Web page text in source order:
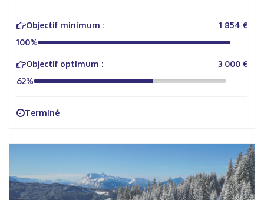
Objectif minimum :
1 854 €
100%
Objectif optimum :
3 000 €
62%
Terminé